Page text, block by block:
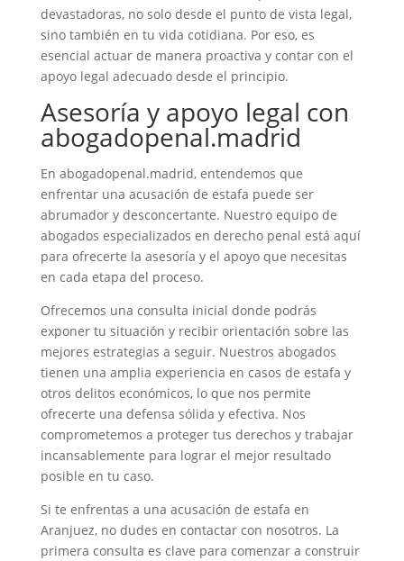
devastadoras, no solo desde el punto de vista legal,
sino también en tu vida cotidiana. Por eso, es
esencial actuar de manera proactiva y contar con el
apoyo legal adecuado desde el principio.
Asesoría y apoyo legal con
abogadopenal.madrid
En abogadopenal.madrid, entendemos que
enfrentar una acusación de estafa puede ser
abrumador y desconcertante. Nuestro equipo de
abogados especializados en derecho penal está aquí
para ofrecerte la asesoría y el apoyo que necesitas
en cada etapa del proceso.
Ofrecemos una consulta inicial donde podrás
exponer tu situación y recibir orientación sobre las
mejores estrategias a seguir. Nuestros abogados
tienen una amplia experiencia en casos de estafa y
otros delitos económicos, lo que nos permite
ofrecerte una defensa sólida y efectiva. Nos
comprometemos a proteger tus derechos y trabajar
incansablemente para lograr el mejor resultado
posible en tu caso.
Si te enfrentas a una acusación de estafa en
Aranjuez, no dudes en contactar con nosotros. La
primera consulta es clave para comenzar a construir